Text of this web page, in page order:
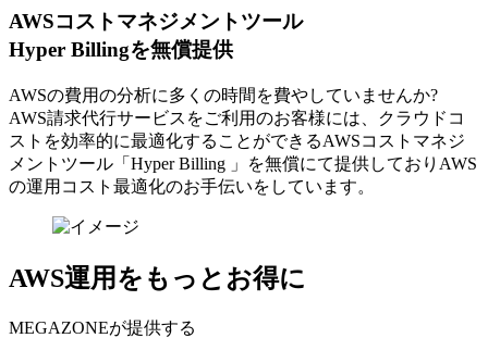
AWSコストマネジメントツール
Hyper Billingを無償提供
AWSの費⽤の分析に多くの時間を費やしていませんか?
AWS請求代⾏サービスをご利⽤のお客様には、クラウドコ
ストを効率的に最適化することができるAWSコストマネジ
メントツール「Hyper Billing 」を無償にて提供しておりAWS
の運⽤コスト最適化のお⼿伝いをしています。
AWS運用をもっとお得に
MEGAZONEが提供する